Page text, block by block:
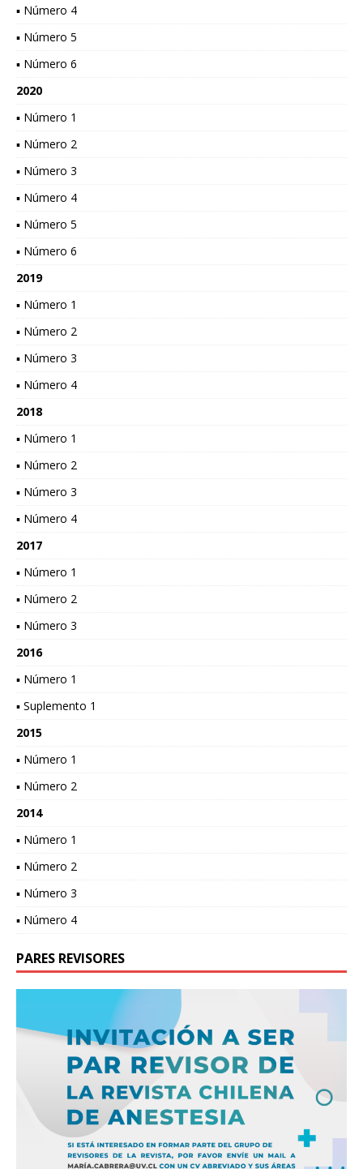
▪ Número 4
▪ Número 5
▪ Número 6
2020
▪ Número 1
▪ Número 2
▪ Número 3
▪ Número 4
▪ Número 5
▪ Número 6
2019
▪ Número 1
▪ Número 2
▪ Número 3
▪ Número 4
2018
▪ Número 1
▪ Número 2
▪ Número 3
▪ Número 4
2017
▪ Número 1
▪ Número 2
▪ Número 3
2016
▪ Número 1
▪ Suplemento 1
2015
▪ Número 1
▪ Número 2
2014
▪ Número 1
▪ Número 2
▪ Número 3
▪ Número 4
PARES REVISORES